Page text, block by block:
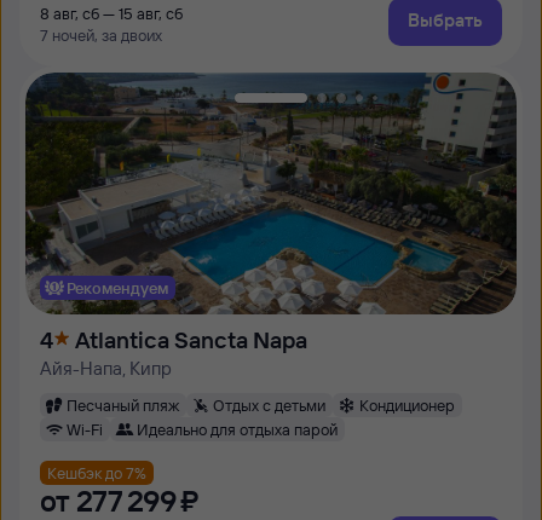
8 авг, сб — 15 авг, сб
7 ночей, за двоих
Выбрать
Рекомендуем
4 Atlantica Sancta Napa
Айя-Напа, Кипр
Песчаный пляж Отдых с детьми
Кондиционер
Wi-Fi
Идеально для отдыха парой
Кешбэк до 7%
от 277 ⁠299 ⁠₽